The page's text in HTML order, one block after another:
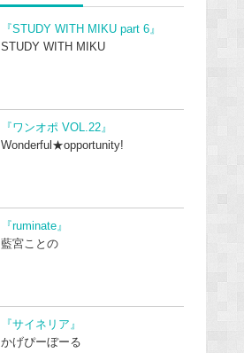
『STUDY WITH MIKU part 6』
STUDY WITH MIKU
『ワンオポ VOL.22』
Wonderful★opportunity!
『ruminate』
藍宮ことの
『サイネリア』
かげぴーぼーる